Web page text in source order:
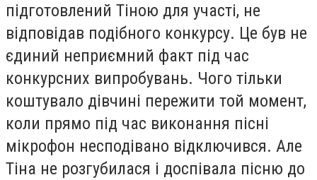
підготовлений Тіною для участі, не
відповідав подібного конкурсу. Це був не
єдиний неприємний факт під час
конкурсних випробувань. Чого тільки
коштувало дівчині пережити той момент,
коли прямо під час виконання пісні
мікрофон несподівано відключився. Але
Тіна не розгубилася і доспівала пісню до